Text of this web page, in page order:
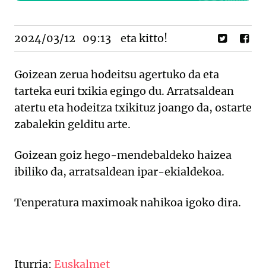
2024/03/12 09:13 eta kitto!
Goizean zerua hodeitsu agertuko da eta
tarteka euri txikia egingo du. Arratsaldean
atertu eta hodeitza txikituz joango da, ostarte
zabalekin gelditu arte.
Goizean goiz hego-mendebaldeko haizea
ibiliko da, arratsaldean ipar-ekialdekoa.
Tenperatura maximoak nahikoa igoko dira.
Iturria: Euskalmet